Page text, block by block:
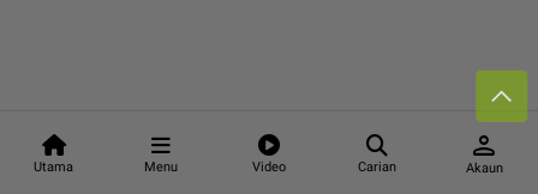
Utama Menu Video Carian
person
Akaun